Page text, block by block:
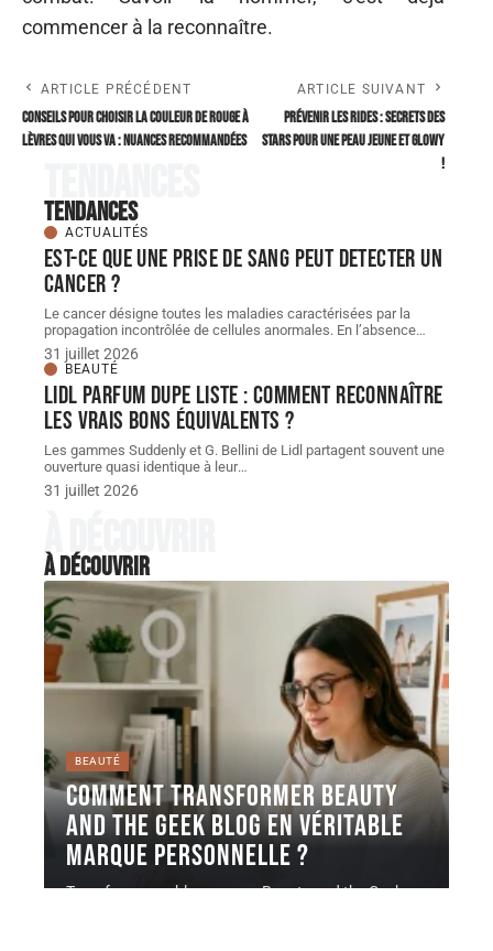
commencer à la reconnaître.
ARTICLE PRÉCÉDENT
Conseils pour choisir la couleur de rouge à
lèvres qui vous va : nuances recommandées
ARTICLE SUIVANT
Prévenir les rides : secrets des
stars pour une peau jeune et glowy
!
Tendances
ACTUALITÉS
Est-ce que une prise de sang peut detecter un
cancer ?
Le cancer désigne toutes les maladies caractérisées par la
propagation incontrôlée de cellules anormales. En l’absence…
31 juillet 2026
BEAUTÉ
Lidl parfum dupe Liste : comment reconnaître
les vrais bons équivalents ?
Les gammes Suddenly et G. Bellini de Lidl partagent souvent une
ouverture quasi identique à leur…
31 juillet 2026
À découvrir
À découvrir
BEAUTÉ
Comment transformer Beauty
and the Geek Blog en véritable
marque personnelle ?
Transformer un blog comme Beauty and the Geek en